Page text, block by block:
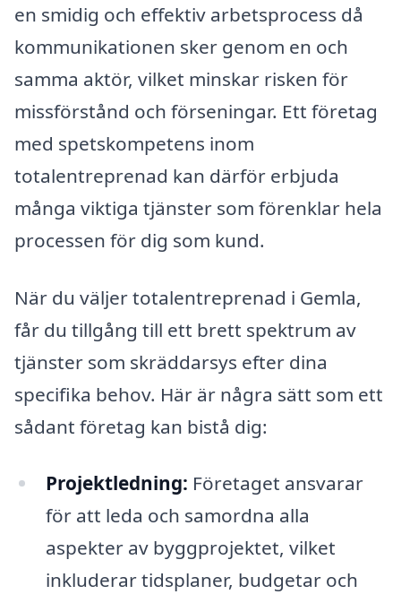
en smidig och effektiv arbetsprocess då
kommunikationen sker genom en och
samma aktör, vilket minskar risken för
missförstånd och förseningar. Ett företag
med spetskompetens inom
totalentreprenad kan därför erbjuda
många viktiga tjänster som förenklar hela
processen för dig som kund.
När du väljer totalentreprenad i Gemla,
får du tillgång till ett brett spektrum av
tjänster som skräddarsys efter dina
specifika behov. Här är några sätt som ett
sådant företag kan bistå dig:
Projektledning: Företaget ansvarar
för att leda och samordna alla
aspekter av byggprojektet, vilket
inkluderar tidsplaner, budgetar och